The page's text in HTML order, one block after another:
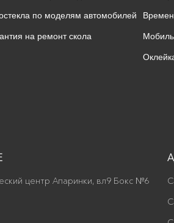
по моделям автомобилей
на ремонт скола
центр Апаринки, вл9 Бокс №6